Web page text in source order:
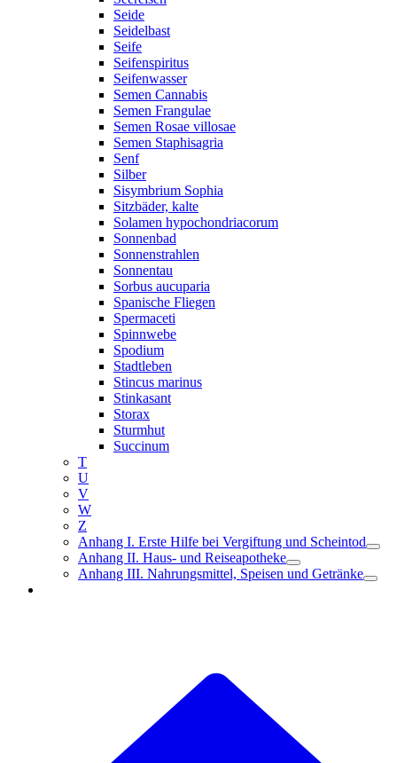
Seide
Seidelbast
Seife
Seifenspiritus
Seifenwasser
Semen Cannabis
Semen Frangulae
Semen Rosae villosae
Semen Staphisagria
Senf
Silber
Sisymbrium Sophia
Sitzbäder, kalte
Solamen hypochondriacorum
Sonnenbad
Sonnenstrahlen
Sonnentau
Sorbus aucuparia
Spanische Fliegen
Spermaceti
Spinnwebe
Spodium
Stadtleben
Stincus marinus
Stinkasant
Storax
Sturmhut
Succinum
T
U
V
W
Z
Anhang I. Erste Hilfe bei Vergiftung und Scheintod
Anhang II. Haus- und Reiseapotheke
Anhang III. Nahrungsmittel, Speisen und Getränke